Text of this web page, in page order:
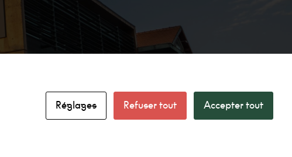
Réglages Refuser tout Accepter tout